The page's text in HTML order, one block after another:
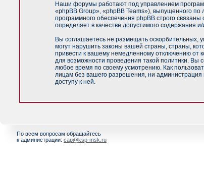
Наши форумы работают под управлением
«phpBB Group», «phpBB Teams»), выпущенного по
программного обеспечения phpBB строго
определяет в качестве допустимого содержания
Вы соглашаетесь не размещать оскорбительных,
могут нарушить законы вашей страны, страны,
привести к вашему немедленному отключению от
для возможности проведения такой политики. Вы
любое время по своему усмотрению. Как
лицам без вашего разрешения, ни администрация
доступу к ней.
По всем вопросам обращайтесь
к администрации: cap@ksp-msk.ru